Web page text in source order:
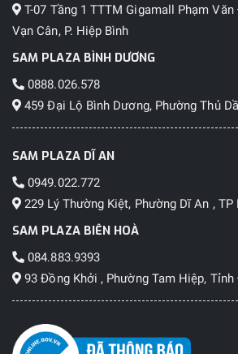
T-07 Tầng 1 TTTM Gigamall Phạm
Vạn Cân, P. Hiệp Bình
SAM PLAZA BÌNH DƯƠNG
0888.026.578
459 Đại Lộ Bình Dương, Phường Thủ
SAM PLAZA DĨ AN
0949.022.772
229 Lý Thường Kiệt, Phường Dĩ An ,
SAM PLAZA BIÊN HOÀ
084.883.9393
93 Đồng Khởi , Phường Tam Hiệp,